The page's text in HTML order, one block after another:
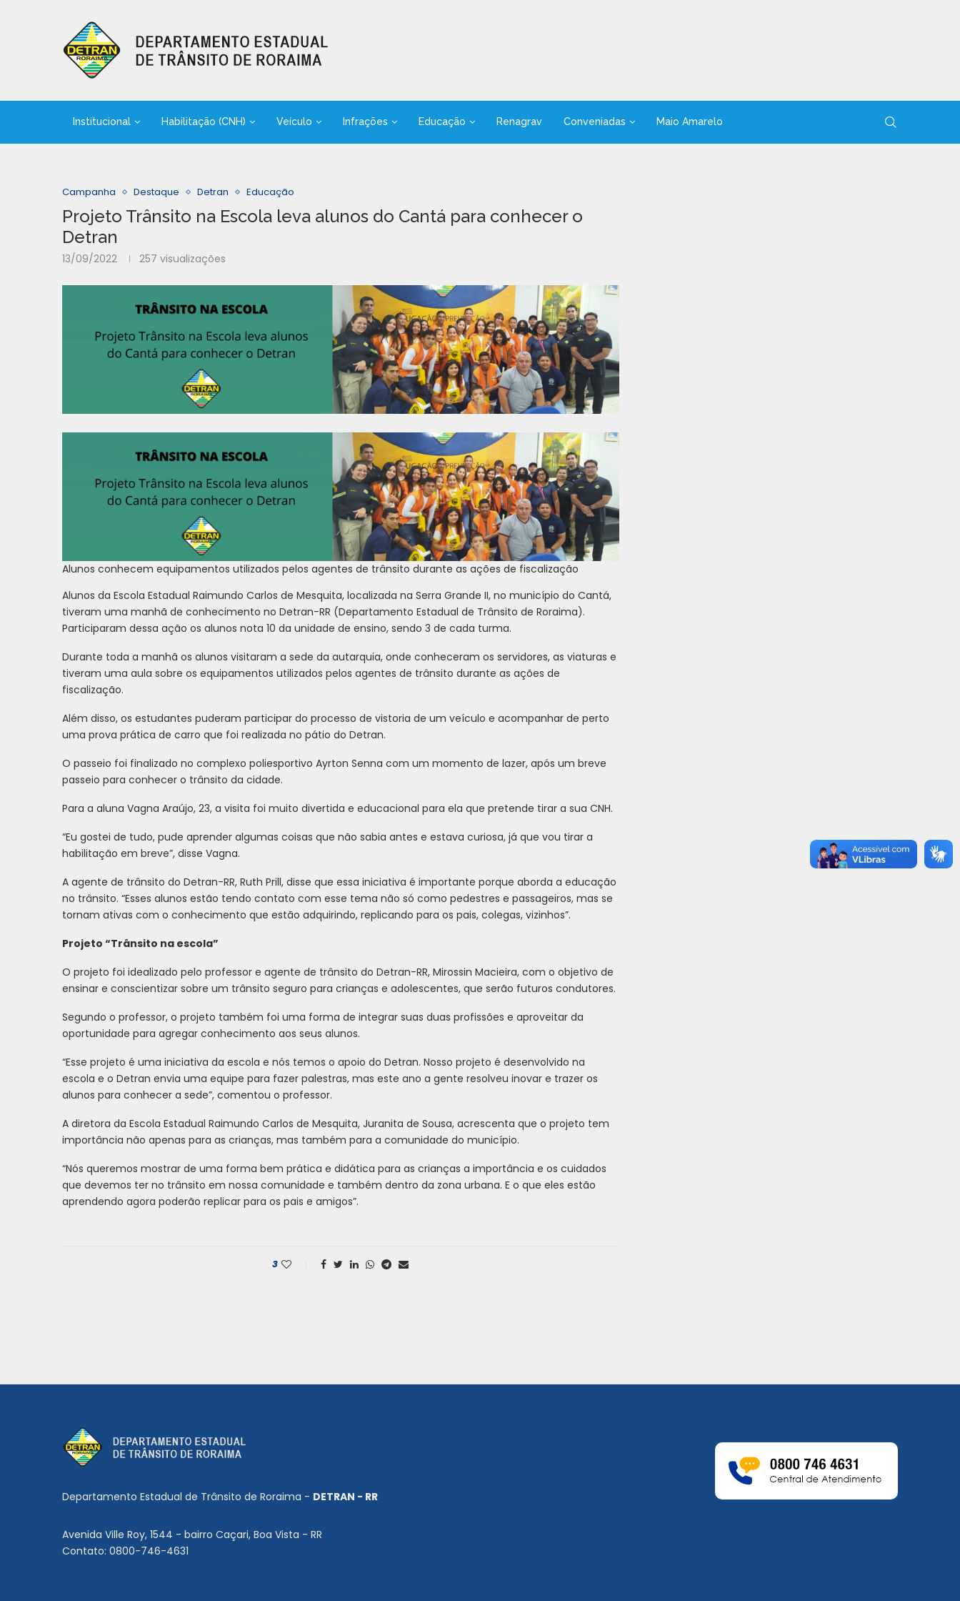
Institucional Habilitação (CNH) Veículo Infrações Educação Renagrav Conveniadas Maio Amarelo
Campanha Destaque Detran Educação
Projeto Trânsito na Escola leva alunos do Cantá para conhecer o
Detran
13/09/2022 257 visualizações
Alunos conhecem equipamentos utilizados pelos agentes de trânsito durante as ações de fiscalização
Alunos da Escola Estadual Raimundo Carlos de Mesquita, localizada na Serra Grande II, no município do Cantá,
tiveram uma manhã de conhecimento no Detran-RR (Departamento Estadual de Trânsito de Roraima).
Participaram dessa ação os alunos nota 10 da unidade de ensino, sendo 3 de cada turma.
Durante toda a manhã os alunos visitaram a sede da autarquia, onde conheceram os servidores, as viaturas e
tiveram uma aula sobre os equipamentos utilizados pelos agentes de trânsito durante as ações de
fiscalização.
Além disso, os estudantes puderam participar do processo de vistoria de um veículo e acompanhar de perto
uma prova prática de carro que foi realizada no pátio do Detran.
O passeio foi finalizado no complexo poliesportivo Ayrton Senna com um momento de lazer, após um breve
passeio para conhecer o trânsito da cidade.
Para a aluna Vagna Araújo, 23, a visita foi muito divertida e educacional para ela que pretende tirar a sua CNH.
“Eu gostei de tudo, pude aprender algumas coisas que não sabia antes e estava curiosa, já que vou tirar a
habilitação em breve”, disse Vagna.
A agente de trânsito do Detran-RR, Ruth Prill, disse que essa iniciativa é importante porque aborda a educação
no trânsito. “Esses alunos estão tendo contato com esse tema não só como pedestres e passageiros, mas se
tornam ativas com o conhecimento que estão adquirindo, replicando para os pais, colegas, vizinhos”.
Projeto “Trânsito na escola”
O projeto foi idealizado pelo professor e agente de trânsito do Detran-RR, Mirossin Macieira, com o objetivo de
ensinar e conscientizar sobre um trânsito seguro para crianças e adolescentes, que serão futuros condutores.
Segundo o professor, o projeto também foi uma forma de integrar suas duas profissões e aproveitar da
oportunidade para agregar conhecimento aos seus alunos.
“Esse projeto é uma iniciativa da escola e nós temos o apoio do Detran. Nosso projeto é desenvolvido na
escola e o Detran envia uma equipe para fazer palestras, mas este ano a gente resolveu inovar e trazer os
alunos para conhecer a sede”, comentou o professor.
A diretora da Escola Estadual Raimundo Carlos de Mesquita, Juranita de Sousa, acrescenta que o projeto tem
importância não apenas para as crianças, mas também para a comunidade do município.
“Nós queremos mostrar de uma forma bem prática e didática para as crianças a importância e os cuidados
que devemos ter no trânsito em nossa comunidade e também dentro da zona urbana. E o que eles estão
aprendendo agora poderão replicar para os pais e amigos”.
3
Departamento Estadual de Trânsito de Roraima - DETRAN - RR
Avenida Ville Roy, 1544 - bairro Caçari, Boa Vista - RR
Contato: 0800-746-4631